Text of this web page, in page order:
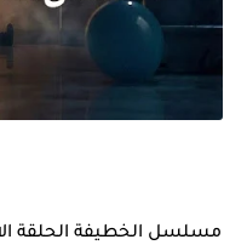
مسلسل الخطيفة الحلقة